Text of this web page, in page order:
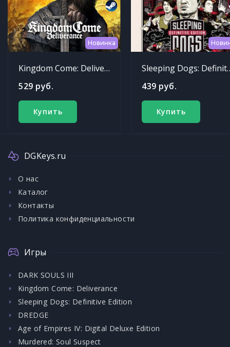
Новинка
Kingdom Come: Deliverance
529 руб.
Купить
Sleeping
439 руб.
Купить
DGKeys.ru
О нас
Каталог
Контакты
Политика конфиденциальности
Игры
DARK SOULS III
Kingdom Come: Deliverance
Sleeping Dogs: Definitive Edition
DREDGE
Age of Empires IV: Digital Deluxe Edition
Murdered: Soul Suspect